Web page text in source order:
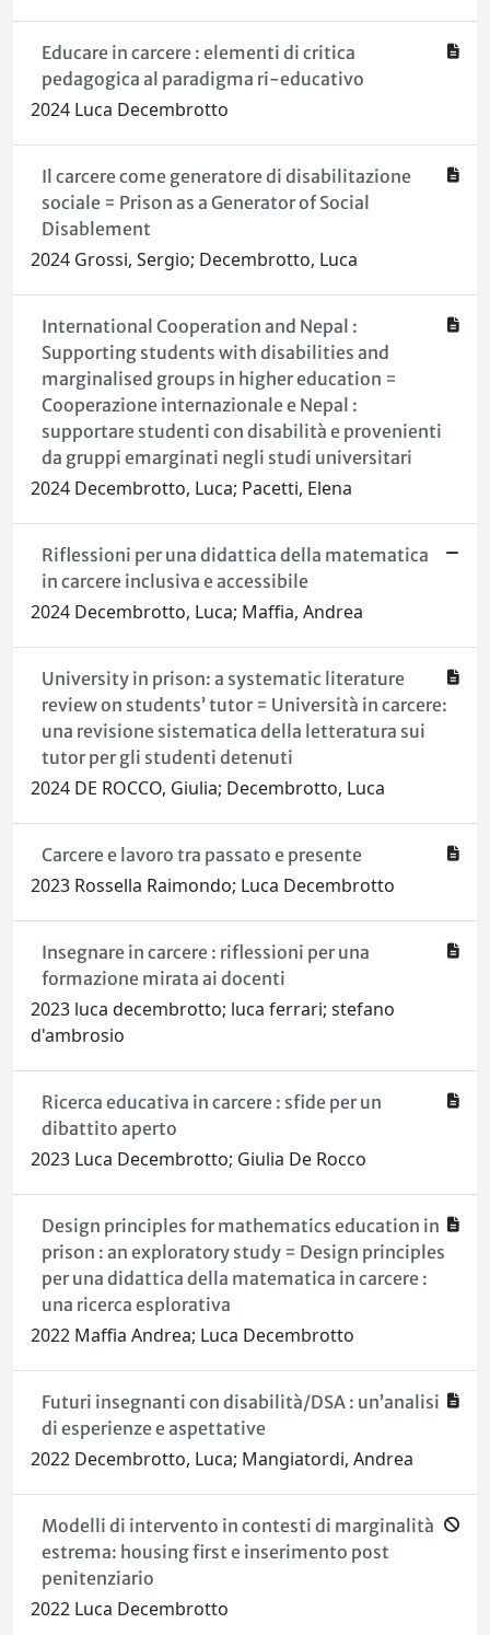
Educare in carcere : elementi di critica
pedagogica al paradigma ri-educativo
2024 Luca Decembrotto
Il carcere come generatore di disabilitazione
sociale = Prison as a Generator of Social
Disablement
2024 Grossi, Sergio; Decembrotto, Luca
International Cooperation and Nepal :
Supporting students with disabilities and
marginalised groups in higher education =
Cooperazione internazionale e Nepal :
supportare studenti con disabilità e provenienti
da gruppi emarginati negli studi universitari
2024 Decembrotto, Luca; Pacetti, Elena
Riflessioni per una didattica della matematica
in carcere inclusiva e accessibile
2024 Decembrotto, Luca; Maffia, Andrea
University in prison: a systematic literature
review on students’ tutor = Università in carcere:
una revisione sistematica della letteratura sui
tutor per gli studenti detenuti
2024 DE ROCCO, Giulia; Decembrotto, Luca
Carcere e lavoro tra passato e presente
2023 Rossella Raimondo; Luca Decembrotto
Insegnare in carcere : riflessioni per una
formazione mirata ai docenti
2023 luca decembrotto; luca ferrari; stefano
d'ambrosio
Ricerca educativa in carcere : sfide per un
dibattito aperto
2023 Luca Decembrotto; Giulia De Rocco
Design principles for mathematics education in
prison : an explo­ratory study = Design principles
per una didattica della matematica in carcere :
una ricerca esplorativa
2022 Maffia Andrea; Luca Decembrotto
Futuri insegnanti con disabilità/DSA : un’analisi
di esperienze e aspettative
2022 Decembrotto, Luca; Mangiatordi, Andrea
Modelli di intervento in contesti di marginalità
estrema: housing first e inserimento post
penitenziario
2022 Luca Decembrotto